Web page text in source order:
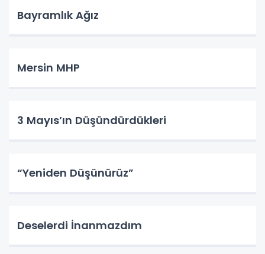
Bayramlık Ağız
Mersin MHP
3 Mayıs’ın Düşündürdükleri
“Yeniden Düşünürüz”
Deselerdi İnanmazdım